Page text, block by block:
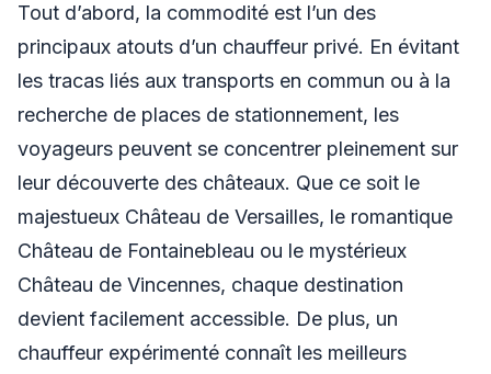
Tout d’abord, la commodité est l’un des
principaux atouts d’un chauffeur privé. En évitant
les tracas liés aux transports en commun ou à la
recherche de places de stationnement, les
voyageurs peuvent se concentrer pleinement sur
leur découverte des châteaux. Que ce soit le
majestueux Château de Versailles, le romantique
Château de Fontainebleau ou le mystérieux
Château de Vincennes, chaque destination
devient facilement accessible. De plus, un
chauffeur expérimenté connaît les meilleurs